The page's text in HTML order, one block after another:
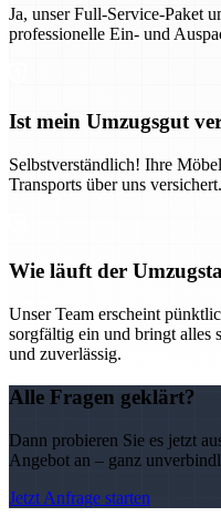
Ja, unser Full-Service-Paket
professionelle Ein- und
Ist mein Umzugsgut
Selbstverständlich! Ihre
Transports über uns versichert.
Wie läuft der
Unser Team erscheint
sorgfältig ein und bringt alles
und zuverlässig.
Alle Fragen geklärt?
Dann probieren Sie es jetzt
Angebot an – ganz
Jetzt Anfrage starten